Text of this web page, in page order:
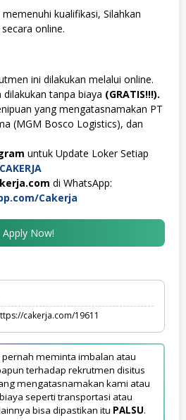
kualifikasi, Silahkan
online.
ini dilakukan melalui online.
tanpa biaya (GRATIS!!!).
yang mengatasnamakan PT
(MGM Bosco Logistics), dan
untuk Update Loker Setiap
di WhatsApp:
Cakerja
Apply Now!
cakerja.com/19611
pernah meminta imbalan atau
terhadap rekrutmen disitus
mengatasnamakan kami atau
seperti transportasi atau
bisa dipastikan itu PALSU.